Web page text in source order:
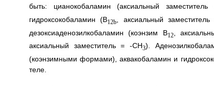
быть: цианокобаламин (аксиальный
гидроксокобаламин (B12b , аксиальный
дезоксиаденозилкобаламин (коэнзим B12,
аксиальный заместитель = -СН3).
(коэнзимными формами), аквакобаламин и
теле.